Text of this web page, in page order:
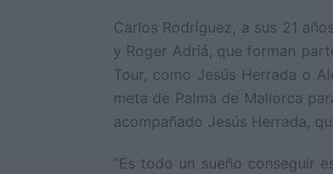
Carlos Rodríguez, a sus 21
y Roger Adriá, que forman
Tour, como Jesús Herrada o
meta de Palma de Mallorca
acompañado Jesús Herrada,
“Es todo un sueño conseguir